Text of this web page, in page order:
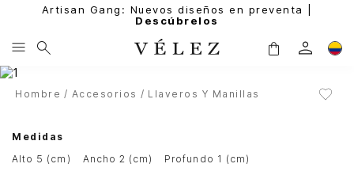
Artisan Gang: Nuevos diseños en preventa |
Descúbrelos
Hombre Accesorios Llaveros Y Manillas
Medidas
alto 5 (cm)
ancho 2 (cm) profundo 1 (cm)